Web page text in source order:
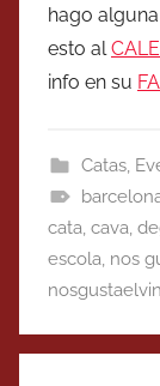
hago
esto al
info en su
Catas,
cata, cava,
escola, nos